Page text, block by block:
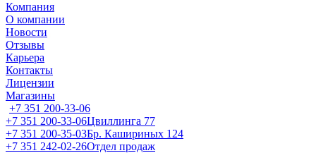
Компания
О компании
Новости
Отзывы
Карьера
Контакты
Лицензии
Магазины
+7 351 200-33-06
+7 351 200-33-06Цвиллинга 77
+7 351 200-35-03Бр. Кашириных 124
+7 351 242-02-26Отдел продаж